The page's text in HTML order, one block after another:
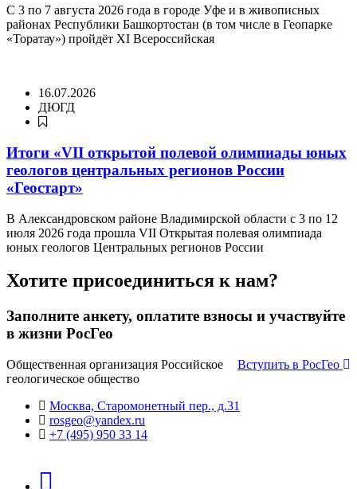
С 3 по 7 августа 2026 года в городе Уфе и в живописных
районах Республики Башкортостан (в том числе в Геопарке
«Торатау») пройдёт XI Всероссийская
16.07.2026
ДЮГД
Итоги «VII открытой полевой олимпиады юных
геологов центральных регионов России
«Геостарт»
В Александровском районе Владимирской области с 3 по 12
июля 2026 года прошла VII Открытая полевая олимпиада
юных геологов Центральных регионов России
Хотите присоединиться к нам?
Заполните анкету, оплатите взносы и участвуйте
в жизни РосГео
Вступить в РосГео
Общественная организация Российское
геологическое общество
Москва, Старомонетный пер., д.31
rosgeo@yandex.ru
+7 (495) 950 33 14